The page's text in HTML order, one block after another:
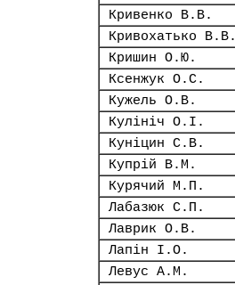
Кривенко В.В.
Кривохатько В.В.
Кришин О.Ю.
Ксенжук О.С.
Кужель О.В.
Кулініч О.І.
Куніцин С.В.
Купрій В.М.
Курячий М.П.
Лабазюк С.П.
Лаврик О.В.
Лапін І.О.
Левус А.М.